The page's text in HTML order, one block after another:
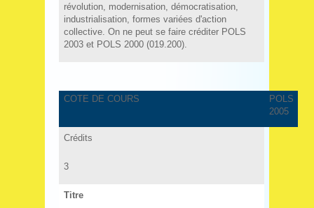
révolution, modernisation, démocratisation,
industrialisation, formes variées d'action
collective. On ne peut se faire créditer POLS
2003 et POLS 2000 (019.200).
COTE DE COURS
POLS
2005
Crédits
3
Titre